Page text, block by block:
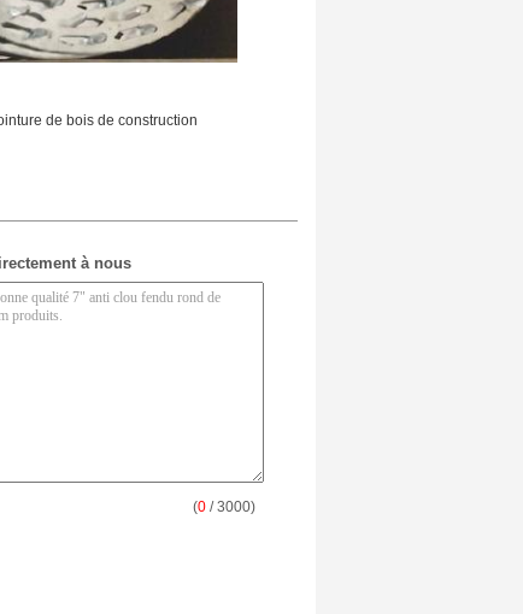
de bois de construction
à nous
(0 / 3000)